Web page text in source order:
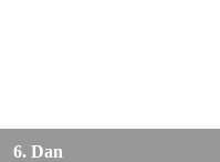
6. Dan